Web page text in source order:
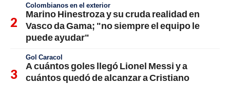
Colombianos en el exterior
Marino Hinestroza y su cruda realidad en
Vasco da Gama; "no siempre el equipo le
puede ayudar"
Gol Caracol
A cuántos goles llegó Lionel Messi y a
cuántos quedó de alcanzar a Cristiano